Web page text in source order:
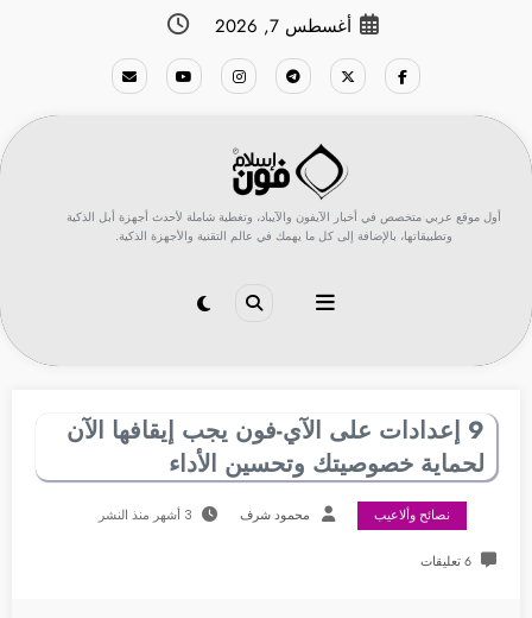
أغسطس 7, 2026
أول موقع عربي متخصص في أخبار الآيفون والآيباد، وتغطية شاملة لأحدث أجهزة أبل الذكية
وتطبيقاتها، بالإضافة إلى كل ما يهمك في عالم التقنية والأجهزة الذكية.
9 إعدادات على الآي-فون يجب إيقافها الآن
لحماية خصوصيتك وتحسين الأداء
نصائح وألاعيب محمود شرف 3 أشهر منذ النشر
6 تعليقات